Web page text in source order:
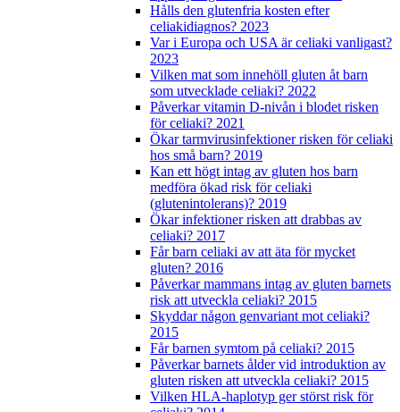
Hålls den glutenfria kosten efter
celiakidiagnos? 2023
Var i Europa och USA är celiaki vanligast?
2023
​​​​​​​Vilken mat som innehöll gluten åt barn
som utvecklade celiaki? 2022
Påverkar vitamin D-nivån i blodet risken
för celiaki? 2021
Ökar tarmvirusinfektioner risken för celiaki
hos små barn? 2019
Kan ett högt intag av gluten hos barn
medföra ökad risk för celiaki
(glutenintolerans)? 2019
Ökar infektioner risken att drabbas av
celiaki? 2017
Får barn celiaki av att äta för mycket
gluten? 2016
Påverkar mammans intag av gluten barnets
risk att utveckla celiaki? 2015
Skyddar någon genvariant mot celiaki?
2015
Får barnen symtom på celiaki? 2015
Påverkar barnets ålder vid introduktion av
gluten risken att utveckla celiaki? 2015
Vilken HLA-haplotyp ger störst risk för